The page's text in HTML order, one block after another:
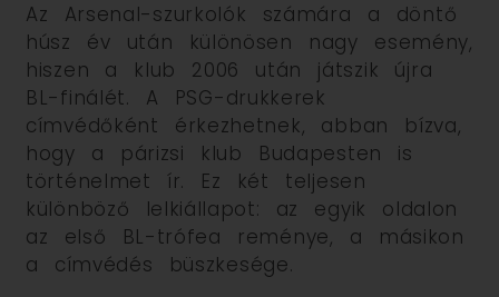
Az Arsenal-szurkolók számára a döntő
húsz év után különösen nagy esemény,
hiszen a klub 2006 után játszik újra
BL-finálét. A PSG-drukkerek
címvédőként érkezhetnek, abban bízva,
hogy a párizsi klub Budapesten is
történelmet ír. Ez két teljesen
különböző lelkiállapot: az egyik oldalon
az első BL-trófea reménye, a másikon
a címvédés büszkesége.